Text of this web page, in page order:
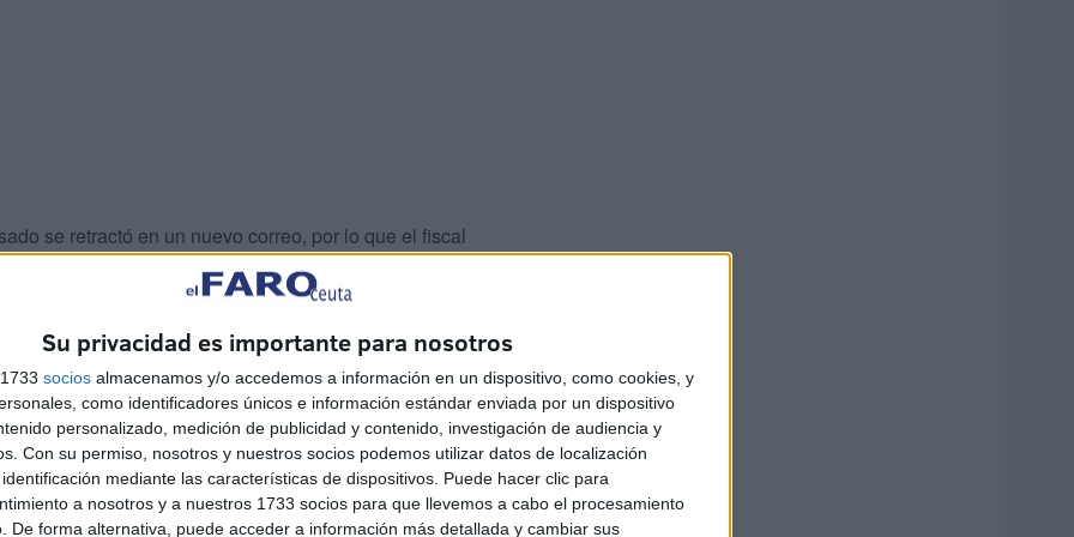
Su privacidad es importante para nosotros
socios almacenamos y/o accedemos a información en un dispositivo, como cookies, y
como identificadores únicos e información estándar enviada por un dispositivo
personalizado, medición de publicidad y contenido, investigación de audiencia y
Con su permiso, nosotros y nuestros socios podemos utilizar datos de localización
mediante las características de dispositivos. Puede hacer clic para
a nosotros y a nuestros 1733 socios para que llevemos a cabo el procesamiento
De forma alternativa, puede acceder a información más detallada y cambiar sus
se retractó en un nuevo correo, por lo que el fiscal
decía insultos y amenazas, quería deciros que eso
tuve, porque la cita que se me ha adjudicado para la